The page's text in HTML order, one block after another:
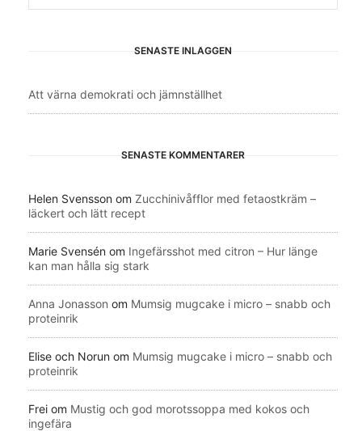
SENASTE INLÄGGEN
Att värna demokrati och jämnställhet
SENASTE KOMMENTARER
Helen Svensson om Zucchinivåfflor med fetaostkräm –
läckert och lätt recept
Marie Svensén om Ingefärsshot med citron – Hur länge
kan man hålla sig stark
Anna Jonasson om Mumsig mugcake i micro – snabb och
proteinrik
Elise och Norun om Mumsig mugcake i micro – snabb och
proteinrik
Frei om Mustig och god morotssoppa med kokos och
ingefära